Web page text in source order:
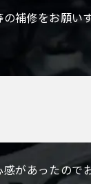
補修をお願い
があったので